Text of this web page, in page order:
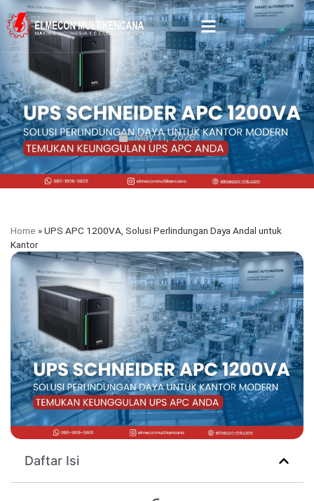
May 11, 2026
Home »UPS APC 1200VA, Solusi Perlindungan Daya Andal untuk
Kantor
Daftar Isi